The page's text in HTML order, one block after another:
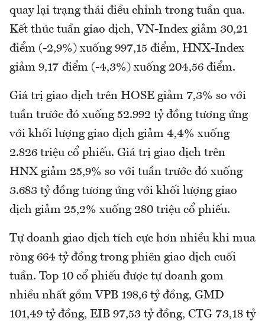
quay lại trạng thái điều chỉnh trong tuần qua.
Kết thúc tuần giao dịch, VN-Index giảm 30,21
điểm (-2,9%) xuống 997,15 điểm, HNX-Index
giảm 9,17 điểm (-4,3%) xuống 204,56 điểm.
Giá trị giao dịch trên HOSE giảm 7,3% so với
tuần trước đó xuống 52.992 tỷ đồng tương ứng
với khối lượng giao dịch giảm 4,4% xuống
2.826 triệu cổ phiếu. Giá trị giao dịch trên
HNX giảm 25,9% so với tuần trước đó xuống
3.683 tỷ đồng tương ứng với khối lượng giao
dịch giảm 25,2% xuống 280 triệu cổ phiếu.
Tự doanh giao dịch tích cực hơn nhiều khi mua
ròng 664 tỷ đồng trong phiên giao dịch cuối
tuần. Top 10 cổ phiếu được tự doanh gom
nhiều nhất gồm VPB 198,6 tỷ đồng, GMD
101,49 tỷ đồng, EIB 97,53 tỷ đồng, CTG 73,18 tỷ